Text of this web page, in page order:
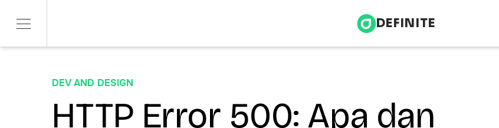
DEFINITE
SERVICES
ITERATE
Telco & Tech Infrastructure & Energy
DEV AND DESIGN
HTTP Error 500: Apa dan